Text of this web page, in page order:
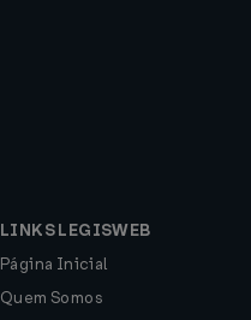
LINKS LEGISWEB
Página Inicial
Quem Somos